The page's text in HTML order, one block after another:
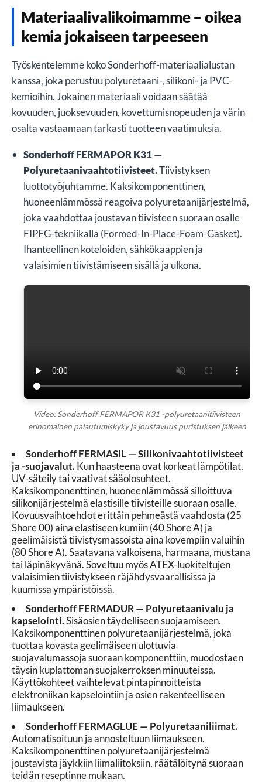
Materiaalivalikoimamme – oikea
kemia jokaiseen tarpeeseen
Työskentelemme koko Sonderhoff-materiaalialustan
kanssa, joka perustuu polyuretaani-, silikoni- ja PVC-
kemioihin. Jokainen materiaali voidaan säätää
kovuuden, juoksevuuden, kovettumisnopeuden ja värin
osalta vastaamaan tarkasti tuotteen vaatimuksia.
Sonderhoff FERMAPOR K31 —
Polyuretaanivaahtotiivisteet.Tiivistyksen
luottotyöjuhtamme. Kaksikomponenttinen,
huoneenlämmössä reagoiva polyuretaanijärjestelmä,
joka vaahdottaa joustavan tiivisteen suoraan osalle
FIPFG-tekniikalla (Formed-In-Place-Foam-Gasket).
Ihanteellinen koteloiden, sähkökaappien ja
valaisimien tiivistämiseen sisällä ja ulkona.
Video: Sonderhoff FERMAPOR K31 -polyuretaanitiivisteen
erinomainen palautumiskyky ja joustavuus puristuksen jälkeen
Sonderhoff FERMASIL — Silikonivaahtotiivisteet
ja -suojavalut.Kun haasteena ovat korkeat lämpötilat,
UV-säteily tai vaativat sääolosuhteet.
Kaksikomponenttinen, huoneenlämmössä silloittuva
silikonijärjestelmä elastisille tiivisteille suoraan osalle.
Kovuusvaihtoehdot erittäin pehmeästä vaahdosta (25
Shore 00) aina elastiseen kumiin (40 Shore A) ja
geelimäisistä tiivistysmassoista aina kovempiin valuihin
(80 Shore A). Saatavana valkoisena, harmaana, mustana
tai läpinäkyvänä. Soveltuu myös ATEX-luokiteltujen
valaisimien tiivistykseen räjähdysvaarallisissa ja
kuumissa ympäristöissä.
Sonderhoff FERMADUR — Polyuretaanivalu ja
kapselointi.Sisäosien täydelliseen suojaamiseen.
Kaksikomponenttinen polyuretaanijärjestelmä, joka
tuottaa kovasta geelimäiseen ulottuvia
suojavalumassoja suoraan komponenttiin, muodostaen
täysin kuplattoman suojakerroksen minuuteissa.
Käyttökohteet vaihtelevat pintapinnoitteista
elektroniikan kapselointiin ja osien rakenteelliseen
liimaukseen.
Sonderhoff FERMAGLUE — Polyuretaaniliimat.
Automatisoituun ja annosteltuun liimaukseen.
Kaksikomponenttinen polyuretaanijärjestelmä
joustavista jäykkiin liimaliitoksiin, räätälöitynä suoraan
teidän reseptinne mukaan.